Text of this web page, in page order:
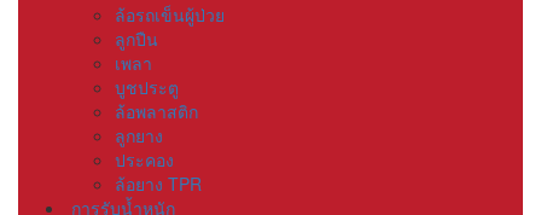
ล้อรถเข็นผู้ป่วย
ลูกปืน
เพลา
บูชประตู
ล้อพลาสติก
ลูกยาง
ประคอง
ล้อยาง TPR
การรับน้ำหนัก